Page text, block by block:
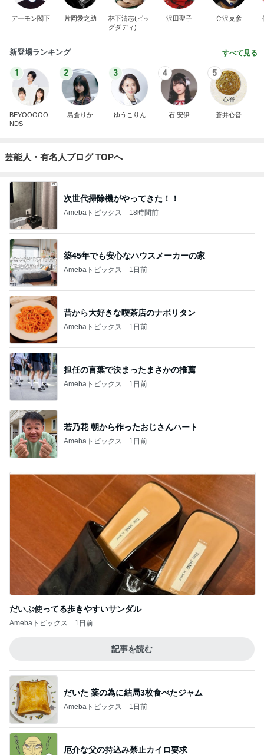
デーモン閣下 片岡愛之助
林下清志(ビッ
グダディ)
沢田聖子 金沢克彦
新登場ランキング すべて見る
1
BEYOOOOO
NDS
2
島倉りか
3
ゆうこりん
4
石 安伊
5
蒼井心音
芸能人・有名人ブログ TOPへ
次世代掃除機がやってきた！！
Amebaトピックス 18時間前
築45年でも安心なハウスメーカーの家
Amebaトピックス 1日前
昔から大好きな喫茶店のナポリタン
Amebaトピックス 1日前
担任の言葉で決まったまさかの推薦
Amebaトピックス 1日前
若乃花 朝から作ったおじさんハート
Amebaトピックス 1日前
だいぶ使ってる歩きやすいサンダル
Amebaトピックス 1日前
記事を読む
だいた 薬の為に結局3枚食べたジャム
Amebaトピックス 1日前
厄介な父の持込み禁止カイロ要求